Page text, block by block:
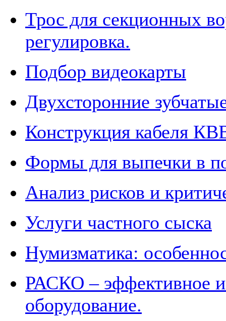
Трос для секционных
регулировка.
Подбор видеокарты
Двухсторонние
Конструкция кабеля
Формы для выпечки в
Анализ рисков и
Услуги частного сыска
Нумизматика:
РАСКО – эффективное и
оборудование.